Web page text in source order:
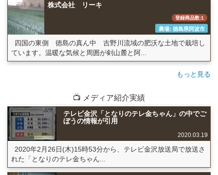
株式会社 リーキ
登録商品数:1
農場: 徳島県阿波市
四国の東側 徳島の真ん中 吉野川流域の肥沃な土地で栽培し
ています。温暖な気候と周囲が剣山麓と阿...
もっと見る
📺 メディア紹介実績
テレビ金沢「となりのテレ金ちゃん」の中でご
ぼうの情報が引用
2020.03.19
2020年2月26日(木)15時53分から、テレビ金沢放送局で放送さ
れた「となりのテレ金ちゃん...